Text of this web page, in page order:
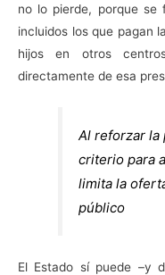
no lo pierde, porque se
incluidos los que pagan
hijos en otros
directamente de esa
Al reforzar la
criterio para
limita la
público
El Estado sí puede –y